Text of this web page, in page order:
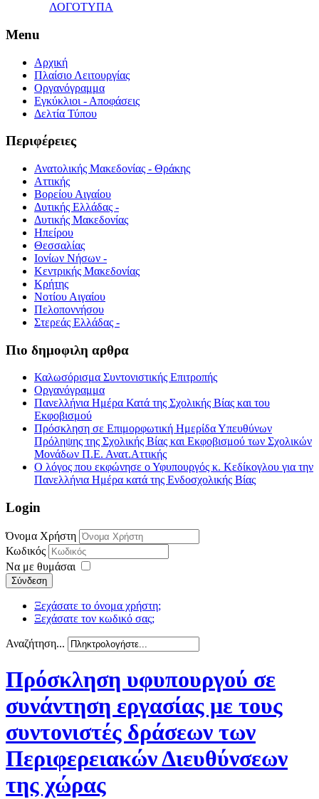
ΛΟΓΟΤΥΠΑ
Menu
Αρχική
Πλαίσιο Λειτουργίας
Οργανόγραμμα
Εγκύκλιοι - Αποφάσεις
Δελτία Τύπου
Περιφέρειες
Ανατολικής Μακεδονίας - Θράκης
Αττικής
Βορείου Αιγαίου
Δυτικής Ελλάδας -
Δυτικής Μακεδονίας
Ηπείρου
Θεσσαλίας
Ιονίων Νήσων -
Κεντρικής Μακεδονίας
Κρήτης
Νοτίου Αιγαίου
Πελοποννήσου
Στερεάς Ελλάδας -
Πιο δημοφιλη αρθρα
Καλωσόρισμα Συντονιστικής Επιτροπής
Οργανόγραμμα
Πανελλήνια Ημέρα Κατά της Σχολικής Βίας και του
Εκφοβισμού
Πρόσκληση σε Επιμορφωτική Ημερίδα Υπευθύνων
Πρόληψης της Σχολικής Βίας και Εκφοβισμού των Σχολικών
Μονάδων Π.Ε. Ανατ.Αττικής
Ο λόγος που εκφώνησε ο Υφυπουργός κ. Κεδίκογλου για την
Πανελλήνια Ημέρα κατά της Ενδοσχολικής Βίας
Login
Όνομα Χρήστη
Κωδικός
Να με θυμάσαι
Σύνδεση
Ξεχάσατε το όνομα χρήστη;
Ξεχάσατε τον κωδικό σας;
Αναζήτηση...
Πρόσκληση υφυπουργού σε
συνάντηση εργασίας με τους
συντονιστές δράσεων των
Περιφερειακών Διευθύνσεων
της χώρας